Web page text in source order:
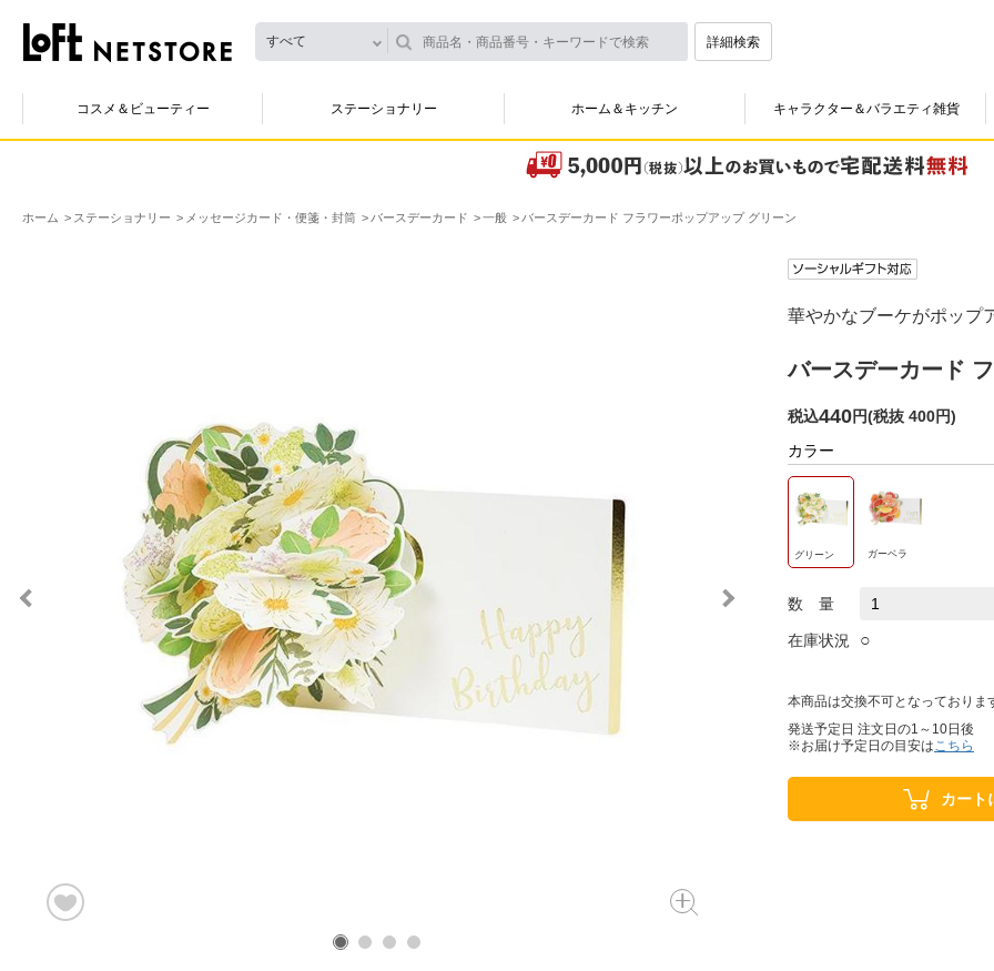
すべて 詳細検索
コスメ＆ビューティー ステーショナリー ホーム＆キッチン キャラクター＆バラエティ雑貨
ホーム ステーショナリー メッセージカード・便箋・封筒 バースデーカード 一般 バースデーカード フラワーポップアップ グリーン
華やかなブーケがポップ
バースデーカード
税込440円(税抜 400円)
カラー
グリーン ガーベラ
数 量
在庫状況 ○
本商品は交換不可となっておりま
発送予定日 注文日の1～10日後
※お届け予定日の目安はこちら
カート